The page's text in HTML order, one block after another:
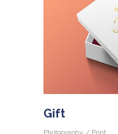
Gift
Photography Print